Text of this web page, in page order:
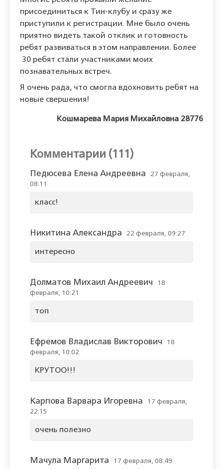
присоединиться к Тин-клубу и сразу же
приступили к регистрации. Мне было очень
приятно видеть такой отклик и готовность
ребят развиваться в этом направлении. Более
30 ребят стали участниками моих
познавательных встреч.
Я очень рада, что смогла вдохновить ребят на
новые свершения!
Кошмарева Мария Михайловна 28776
Комментарии (111)
Педюсева Елена Андреевна
27 февраля,
08:11
класс!
Никитина Александра 22 февраля, 09:27
интересно
Долматов Михаил Андреевич
18
февраля, 10:21
топ
Ефремов Владислав Викторович
18
февраля, 10:02
КРУТОО!!!
Карпова Варвара Игоревна
17 февраля,
22:15
очень полезно
Мачула Маргарита 17 февраля, 08:49